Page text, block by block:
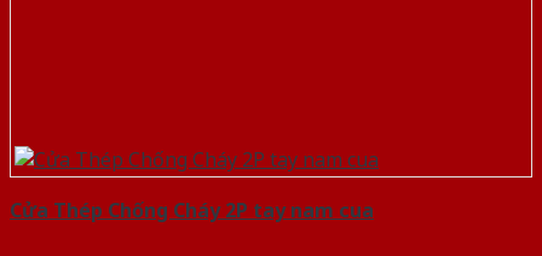
Cửa Thép Chống Cháy 2P tay nam cua